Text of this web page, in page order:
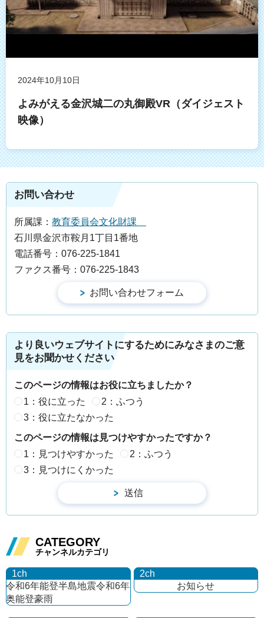
2024年10月10日
よみがえる金沢城二の丸御殿VR（ダイジェスト
映像）
お問い合わせ
所属課： 教育委員会文化財課
石川県金沢市鞍月1丁目1番地
電話番号：076-225-1841
ファクス番号：076-225-1843
より良いウェブサイトにするためにみなさまのご意
見をお聞かせください
このページの情報はお役に立ちましたか？
1：役に立った
2：ふつう
3：役に立たなかった
このページの情報は見つけやすかったですか？
1：見つけやすかった
2：ふつう
3：見つけにくかった
CATEGORY
チャンネルカテゴリ
1ch
令和6年能登半島地震令和6年
奥能登豪雨
2ch
お知らせ